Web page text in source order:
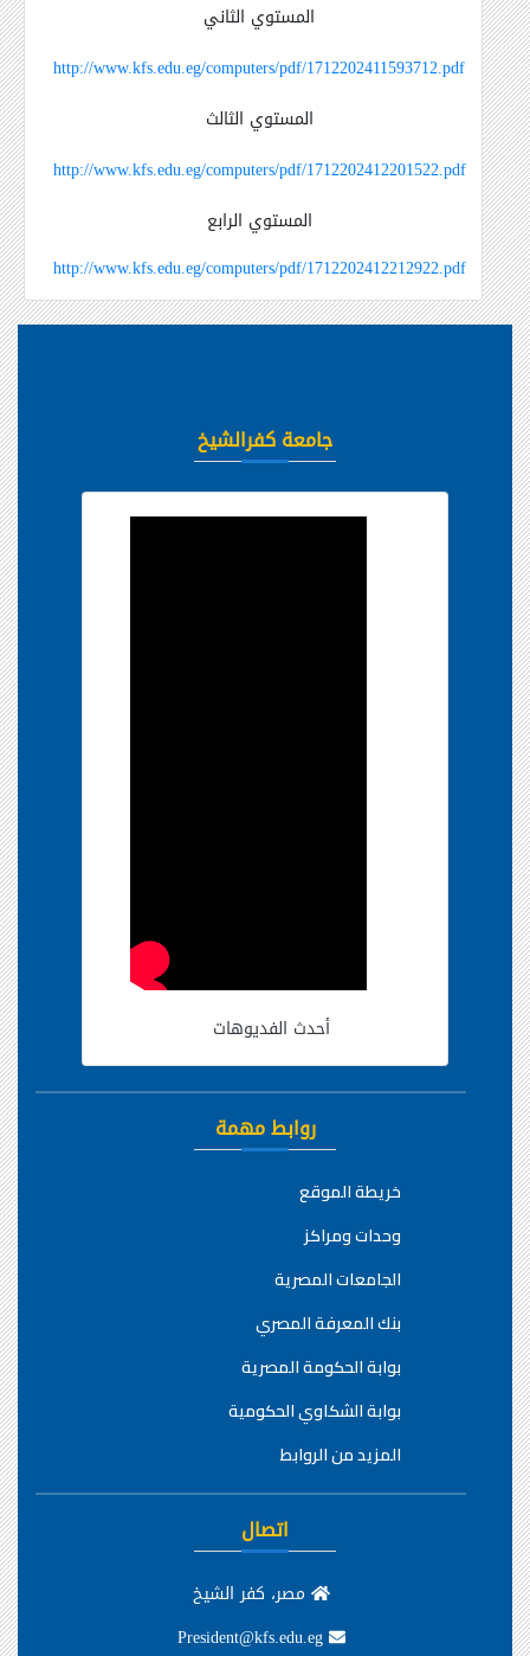
المستوي الثاني
http://www.kfs.edu.eg/computers/pdf/1712202411593712.pdf
المستوي الثالث
http://www.kfs.edu.eg/computers/pdf/1712202412201522.pdf
المستوي الرابع
http://www.kfs.edu.eg/computers/pdf/1712202412212922.pdf
جامعة كفرالشيخ
أحدث الفديوهات
روابط مهمة
خريطة الموقع
وحدات ومراكز
الجامعات المصرية
بنك المعرفة المصري
بوابة الحكومة المصرية
بوابة الشكاوي الحكومية
المزيد من الروابط
اتصال
مصر، كفر الشيخ